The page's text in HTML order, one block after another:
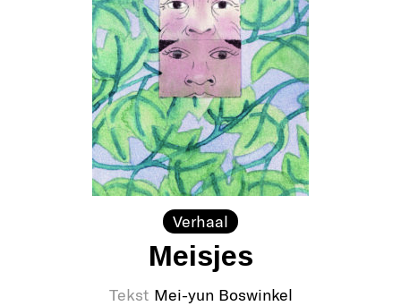
Verhaal
Meisjes
Tekst Mei-yun Boswinkel